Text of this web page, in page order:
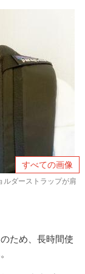
すべての画像
ルダーストラップが肩
ため、長時間使